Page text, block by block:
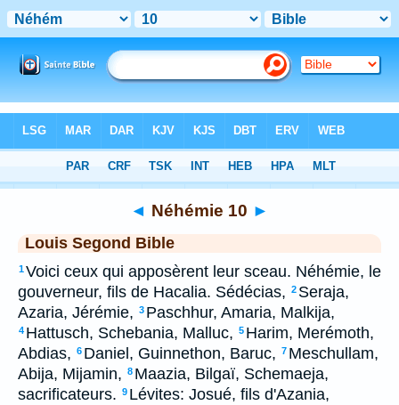
> Néhémie 10
◄ Néhémie 10 ►
Louis Segond Bible
1Voici ceux qui apposèrent leur sceau. Néhémie, le
gouverneur, fils de Hacalia. Sédécias, 2 Seraja,
Azaria, Jérémie, 3 Paschhur, Amaria, Malkija,
4 Hattusch, Schebania, Malluc, 5 Harim, Merémoth,
Abdias, 6 Daniel, Guinnethon, Baruc, 7 Meschullam,
Abija, Mijamin, 8 Maazia, Bilgaï, Schemaeja,
sacrificateurs. 9 Lévites: Josué, fils d'Azania,